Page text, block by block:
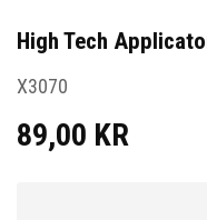
High Tech
X3070
89,00 KR